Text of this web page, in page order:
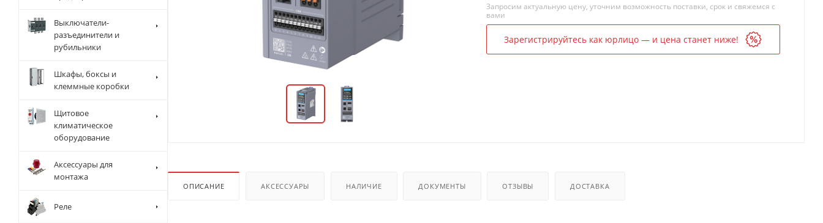
Запросим актуальную цену, уточним возможность поставки, срок и свяжемся с
вами
Зарегистрируйтесь как юрлицо — и цена станет ниже!
ОПИСАНИЕ АКСЕССУАРЫ НАЛИЧИЕ ДОКУМЕНТЫ ОТЗЫВЫ ДОСТАВКА
Выключатели-
разъединители и
рубильники
Шкафы, боксы и
клеммные коробки
Щитовое
климатическое
оборудование
Аксессуары для
монтажа
Реле